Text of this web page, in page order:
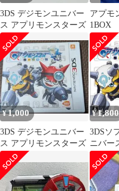
3DS デジモンユニバー
ス アプリモンスターズ
アプモ
1BOX
¥1,000
3DS デジモンユニバー
ス アプリモンスターズ
¥1,800
3DSソ
ニバー
ターズ
エンタ